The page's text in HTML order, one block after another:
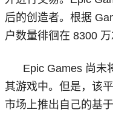
后的创造者。根据
户数量徘徊在 8300 万
Epic Games 尚未
其游戏中。但是，该
市场上推出自己的基